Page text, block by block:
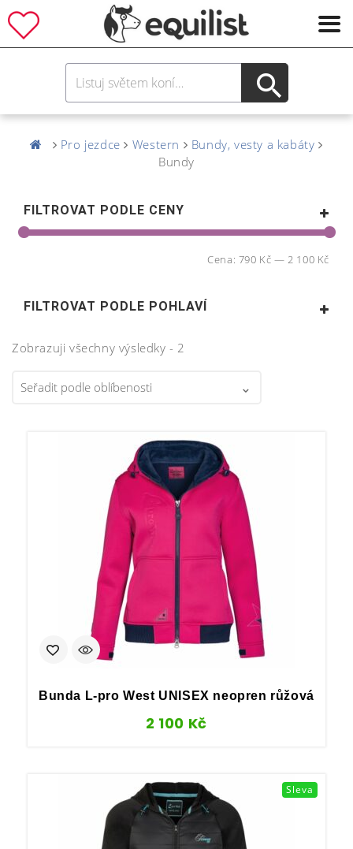
Pro jezdce Western
Bundy, vesty a kabáty
Bundy
FILTROVAT PODLE CENY
Cena: 790 Kč — 2 100 Kč
FILTROVAT PODLE POHLAVÍ
Zobrazuji všechny výsledky - 2
Bunda L-pro West UNISEX neopren růžová
2 100 Kč
Sleva